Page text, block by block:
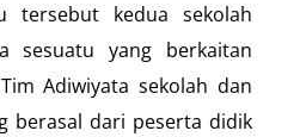
tersebut kedua sekolah
sesuatu yang berkaitan
Adiwiyata sekolah dan
berasal dari peserta didik